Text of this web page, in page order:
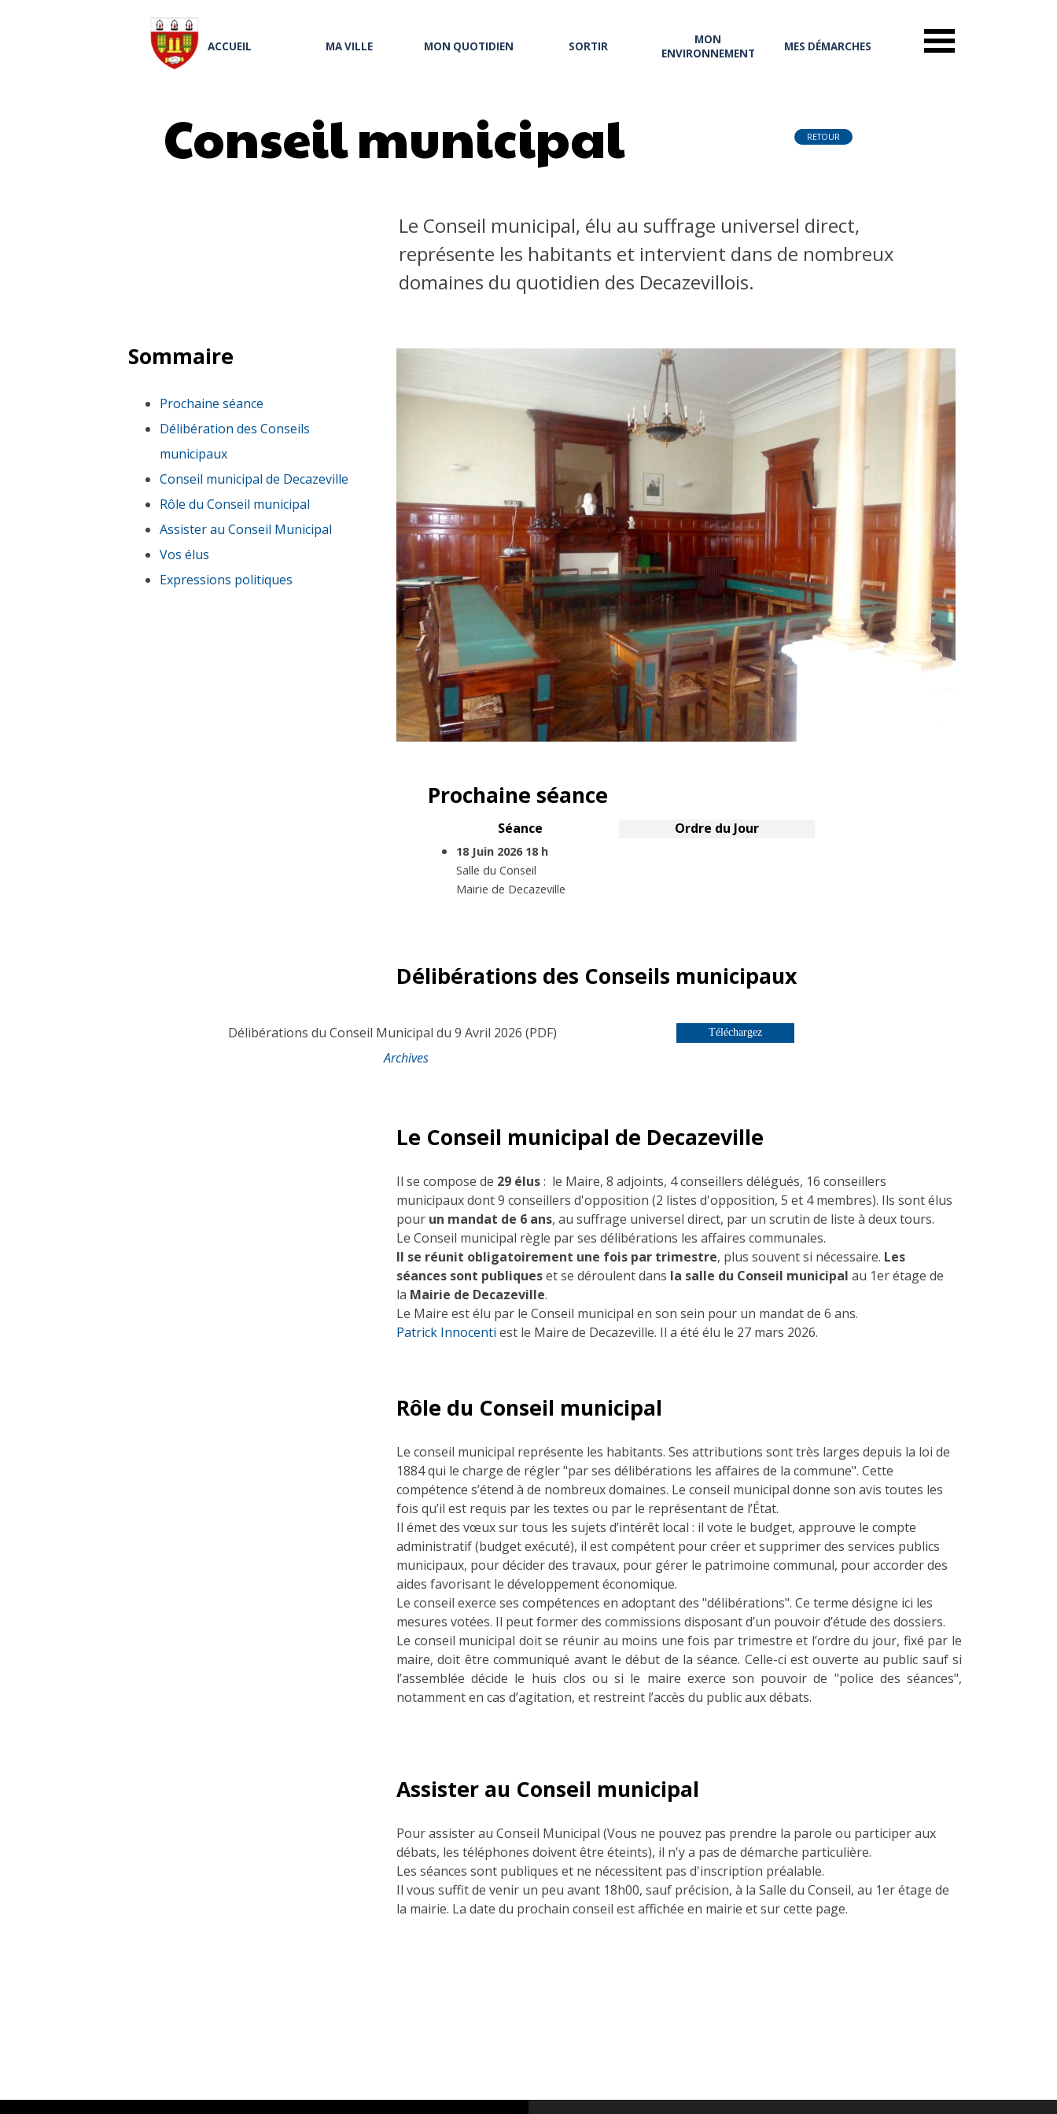
ACCUEIL MA VILLE MON QUOTIDIEN SORTIR
MON
ENVIRONNEMENT
MES DÉMARCHES
Conseil municipal RETOUR
Le Conseil municipal, élu au suffrage universel direct,
représente les habitants et intervient dans de nombreux
domaines du quotidien des Decazevillois.
Sommaire
Prochaine séance
Délibération des Conseils
municipaux
Conseil municipal de Decazeville
Rôle du Conseil municipal
Assister au Conseil Municipal
Vos élus
Expressions politiques
Prochaine séance
Séance Ordre du Jour
18 Juin 2026 18 h
Salle du Conseil
Mairie de Decazeville
En cours
Délibérations des Conseils municipaux
Délibérations du Conseil Municipal du 9 Avril 2026(PDF) Téléchargez
Archives
Le Conseil municipal de Decazeville
Il se compose de 29 élus: le Maire, 8 adjoints, 4conseillers délégués, 16 conseillers
municipaux dont 9 conseillers d'opposition (2 listes d'opposition, 5 et 4 membres). Ils sont élus
pour un mandat de 6 ans, au suffrage universel direct, par un scrutin de liste à deux tours.
Le Conseil municipal règle par ses délibérations les affaires communales.
Il se réunit obligatoirement une fois par trimestre, plus souvent si nécessaire. Les
séances sont publiqueset se déroulent dans la salle du Conseil municipalau 1er étage de
la Mairie de Decazeville.
Le Maire est élu par le Conseil municipal en son sein pour un mandat de 6 ans.
Patrick Innocenti est le Maire de Decazeville. Il a été élu le 27 mars 2026.
Rôle du Conseil municipal
Le conseil municipal représente les habitants. Ses attributions sont très larges depuis la loi de
1884 qui le charge de régler "par ses délibérations les affaires de la commune". Cette
compétence s’étend à de nombreux domaines. Le conseil municipal donne son avis toutes les
fois qu’il est requis par les textes ou par le représentant de l’État.
Il émet des vœux sur tous les sujets d’intérêt local : il vote le budget, approuve le compte
administratif (budget exécuté), il est compétent pour créer et supprimer des services publics
municipaux, pour décider des travaux, pour gérer le patrimoine communal, pour accorder des
aides favorisant le développement économique.
Le conseil exerce ses compétences en adoptant des "délibérations". Ce terme désigne ici les
mesures votées. Il peut former des commissions disposant d’un pouvoir d’étude des dossiers.
Le conseil municipal doit se réunir au moins une fois par trimestre et l’ordre du jour, fixé par le
maire, doit être communiqué avant le début de la séance. Celle-ci est ouverte au public sauf si
l’assemblée décide le huis clos ou si le maire exerce son pouvoir de "police des séances",
notamment en cas d’agitation, et restreint l’accès du public aux débats.
Assister au Conseil municipal
Pour assister au Conseil Municipal (Vous ne pouvez pas prendre la parole ou participer aux
débats, les téléphones doivent être éteints), il n'y a pas de démarche particulière.
Les séances sont publiques et ne nécessitent pas d'inscription préalable.
Il vous suffit de venir un peu avant 18h00, sauf précision, à la Salle du Conseil, au 1er étage de
la mairie. La date du prochain conseil est affichée en mairie et sur cette page.